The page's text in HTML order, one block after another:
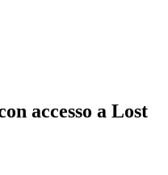
accesso a Lost